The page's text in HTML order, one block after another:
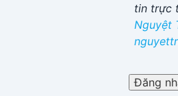
tin trực
Nguyệt
Đăng